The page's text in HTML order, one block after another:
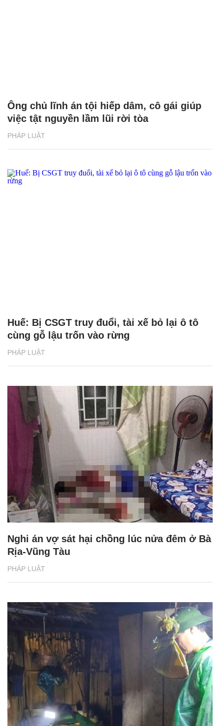
PHÁP LUẬT
Ông chủ lĩnh án tội hiếp dâm, cô gái giúp
việc tật nguyền lầm lũi rời tòa
PHÁP LUẬT
Huế: Bị CSGT truy đuổi, tài xế bỏ lại ô tô
cùng gỗ lậu trốn vào rừng
PHÁP LUẬT
Nghi án vợ sát hại chồng lúc nửa đêm ở Bà
Rịa-Vũng Tàu